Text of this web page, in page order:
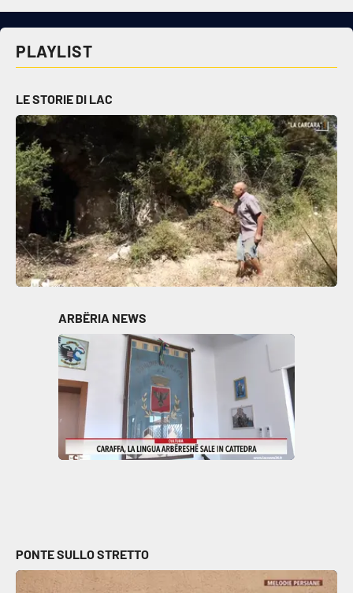
PLAYLIST
LE STORIE DI LAC
ARBËRIA NEWS
PONTE SULLO STRETTO